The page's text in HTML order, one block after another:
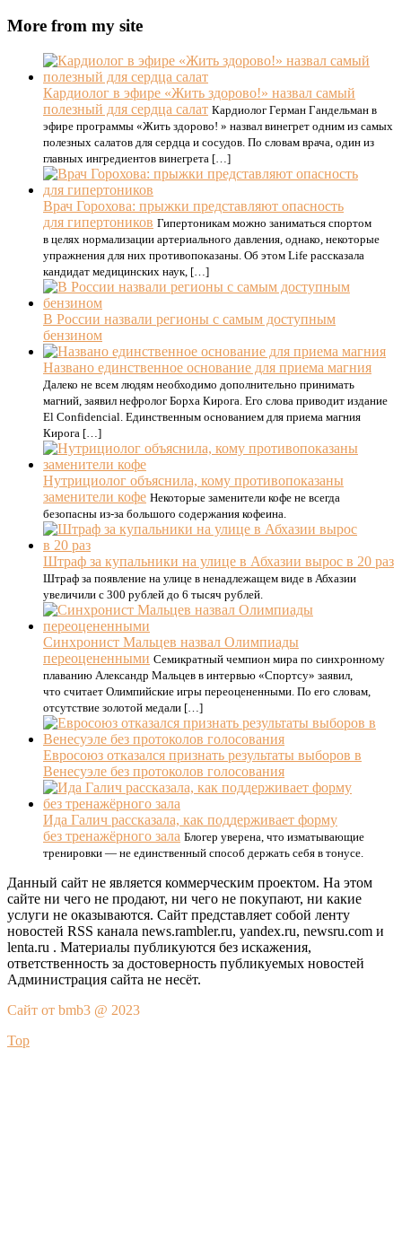
More from my site
Кардиолог в эфире «Жить здорово!» назвал самый
полезный для сердца салат Кардиолог Герман Гандельман в
эфире программы «Жить здорово! » назвал винегрет одним из самых
полезных салатов для сердца и сосудов. По словам врача, один из
главных ингредиентов винегрета […]
Врач Горохова: прыжки представляют опасность
для гипертоников Гипертоникам можно заниматься спортом
в целях нормализации артериального давления, однако, некоторые
упражнения для них противопоказаны. Об этом Life рассказала
кандидат медицинских наук, […]
В России назвали регионы с самым доступным
бензином
Названо единственное основание для приема магния
Далеко не всем людям необходимо дополнительно принимать
магний, заявил нефролог Борха Кирога. Его слова приводит издание
El Confidencial. Единственным основанием для приема магния
Кирога […]
Нутрициолог объяснила, кому противопоказаны
заменители кофе Некоторые заменители кофе не всегда
безопасны из-за большого содержания кофеина.
Штраф за купальники на улице в Абхазии вырос в 20 раз
Штраф за появление на улице в ненадлежащем виде в Абхазии
увеличили с 300 рублей до 6 тысяч рублей.
Синхронист Мальцев назвал Олимпиады
переоцененными Семикратный чемпион мира по синхронному
плаванию Александр Мальцев в интервью «Спортсу» заявил,
что считает Олимпийские игры переоцененными. По его словам,
отсутствие золотой медали […]
Евросоюз отказался признать результаты выборов в
Венесуэле без протоколов голосования
Ида Галич рассказала, как поддерживает форму
без тренажёрного зала Блогер уверена, что изматывающие
тренировки — не единственный способ держать себя в тонусе.
Данный сайт не является коммерческим проектом. На этом
сайте ни чего не продают, ни чего не покупают, ни какие
услуги не оказываются. Сайт представляет собой ленту
новостей RSS канала news.rambler.ru, yandex.ru, newsru.com и
lenta.ru . Материалы публикуются без искажения,
ответственность за достоверность публикуемых новостей
Администрация сайта не несёт.
Сайт от bmb3 @ 2023
Top